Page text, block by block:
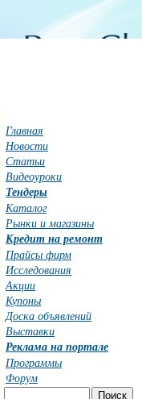
Главная
Новости
Статьи
Видеоуроки
Тендеры
Каталог
Рынки и магазины
Кредит на ремонт
Прайсы фирм
Исследования
Акции
Купоны
Доска объявлений
Выставки
Реклама на портале
Программы
Форум